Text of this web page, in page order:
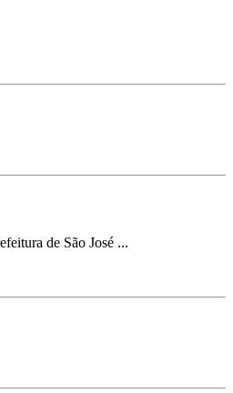
de São José ...